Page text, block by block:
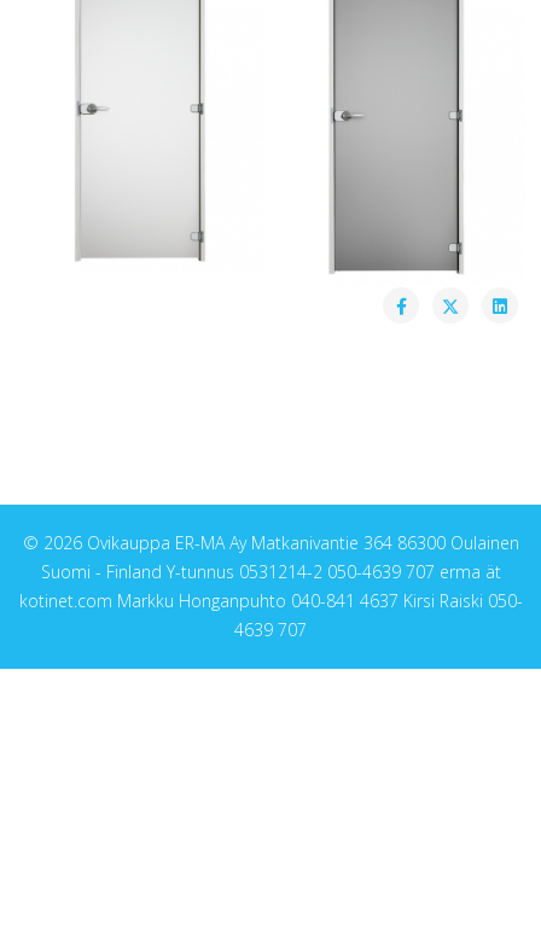
© 2026 Ovikauppa ER-MA Ay Matkanivantie 364 86300 Oulainen
Suomi - Finland Y-tunnus 0531214-2 050-4639 707 erma ät
kotinet.com Markku Honganpuhto 040-841 4637 Kirsi Raiski 050-
4639 707